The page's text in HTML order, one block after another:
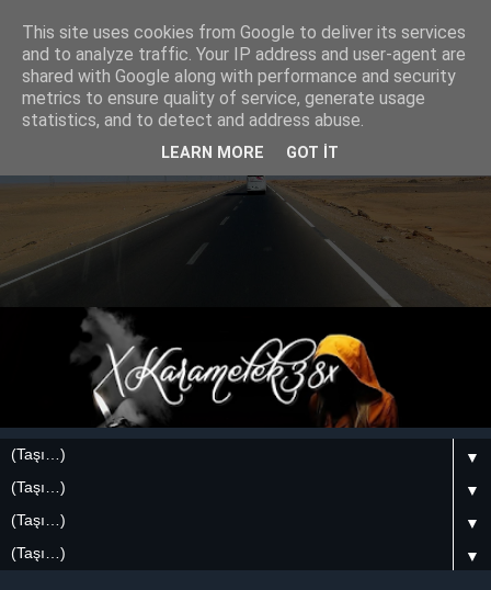
▼
▼
▼
▼
This site uses cookies from Google to deliver its services
and to analyze traffic. Your IP address and user-agent are
shared with Google along with performance and security
metrics to ensure quality of service, generate usage
statistics, and to detect and address abuse.
LEARN MORE GOT IT